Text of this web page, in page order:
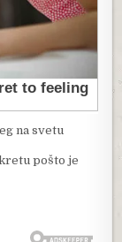
na svetu
pošto je